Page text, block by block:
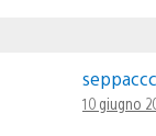
10 giugno